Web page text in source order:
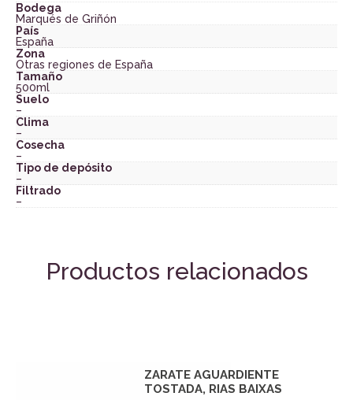
Bodega
Marqués de Griñón
País
España
Zona
Otras regiones de España
Tamaño
500ml
Suelo
–
Clima
–
Cosecha
–
Tipo de depósito
–
Filtrado
–
Productos relacionados
ZARATE AGUARDIENTE
TOSTADA, RIAS BAIXAS